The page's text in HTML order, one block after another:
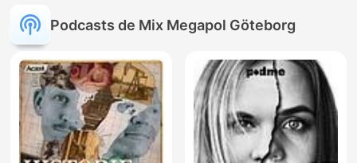
Podcasts de Mix Megapol Göteborg